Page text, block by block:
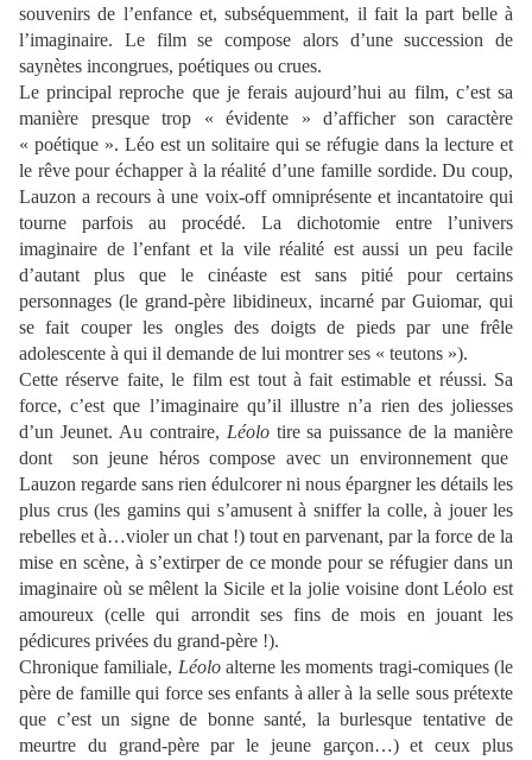
souvenirs de l’enfance et, subséquemment, il fait la part belle à
l’imaginaire. Le film se compose alors d’une succession de
saynètes incongrues, poétiques ou crues.
Le principal reproche que je ferais aujourd’hui au film, c’est sa
manière presque trop « évidente » d’afficher son caractère
« poétique ». Léo est un solitaire qui se réfugie dans la lecture et
le rêve pour échapper à la réalité d’une famille sordide. Du coup,
Lauzon a recours à une voix-off omniprésente et incantatoire qui
tourne parfois au procédé. La dichotomie entre l’univers
imaginaire de l’enfant et la vile réalité est aussi un peu facile
d’autant plus que le cinéaste est sans pitié pour certains
personnages (le grand-père libidineux, incarné par Guiomar, qui
se fait couper les ongles des doigts de pieds par une frêle
adolescente à qui il demande de lui montrer ses « teutons »).
Cette réserve faite, le film est tout à fait estimable et réussi. Sa
force, c’est que l’imaginaire qu’il illustre n’a rien des joliesses
d’un Jeunet. Au contraire, Léolotire sa puissance de la manière
dont
son jeune héros compose avec un environnement que
Lauzon regarde sans rien édulcorer ni nous épargner les détails les
plus crus (les gamins qui s’amusent à sniffer la colle, à jouer les
rebelles et à…violer un chat !) tout en parvenant, par la force de la
mise en scène, à s’extirper de ce monde pour se réfugier dans un
imaginaire où se mêlent la Sicile et la jolie voisine dont Léolo est
amoureux (celle qui arrondit ses fins de mois en jouant les
pédicures privées du grand-père !).
Chronique familiale, Léoloalterne les moments tragi-comiques (le
père de famille qui force ses enfants à aller à la selle sous prétexte
que c’est un signe de bonne santé, la burlesque tentative de
meurtre du grand-père par le jeune garçon…) et ceux plus